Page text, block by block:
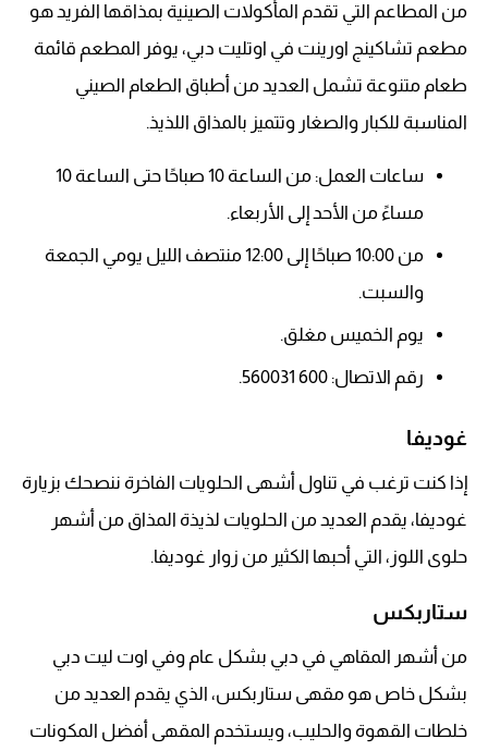
من المطاعم التي تقدم المأكولات الصينية بمذاقها الفريد هو
مطعم تشاكينج اورينت في اوتليت دبي، يوفر المطعم قائمة
طعام متنوعة تشمل العديد من أطباق الطعام الصيني
المناسبة للكبار والصغار وتتميز بالمذاق اللذيذ.
ساعات العمل: من الساعة 10 صباحًا حتى الساعة 10
مساءً من الأحد إلى الأربعاء.
من 10:00 صباحًا إلى 12:00 منتصف الليل يومي الجمعة
والسبت.
يوم الخميس مغلق.
رقم الاتصال: 600 560031.
غوديفا
إذا كنت ترغب في تناول أشهى الحلويات الفاخرة ننصحك بزيارة
غوديفا، يقدم العديد من الحلويات لذيذة المذاق من أشهر
حلوى اللوز، التي أحبها الكثير من زوار غوديفا.
ستاربكس
من أشهر المقاهي في دبي بشكل عام وفي اوت ليت دبي
بشكل خاص هو مقهى ستاربكس، الذي يقدم العديد من
خلطات القهوة والحليب، ويستخدم المقهى أفضل المكونات